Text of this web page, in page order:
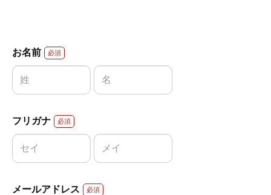
お名前 必須
フリガナ 必須
メールアドレス 必須